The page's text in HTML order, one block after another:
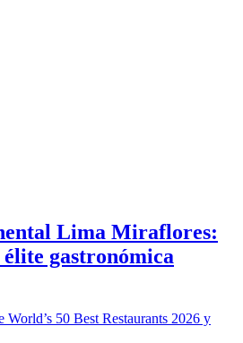
Lima Miraflores:
gastronómica
World’s 50 Best Restaurants 2026 y